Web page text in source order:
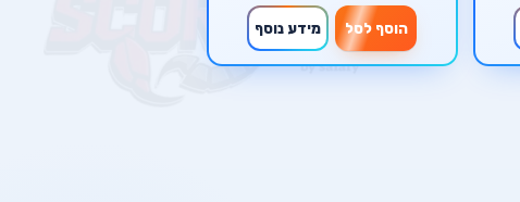
הוסף לסל מידע נוסף